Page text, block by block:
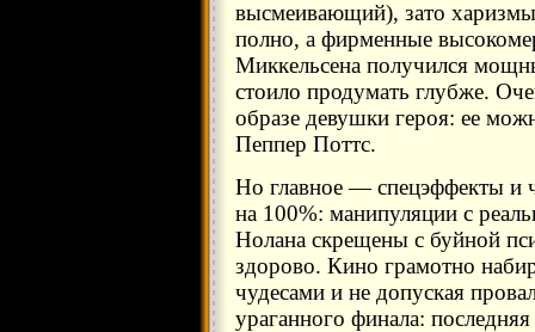
высмеивающий), зато
полно, а фирменные
Миккельсена получился
стоило продумать глубже.
образе девушки героя: ее
Пеппер Поттс.
Но главное — спецэффекты и
на 100%: манипуляции с
Нолана скрещены с буйной
здорово. Кино грамотно
чудесами и не допуская
ураганного финала: